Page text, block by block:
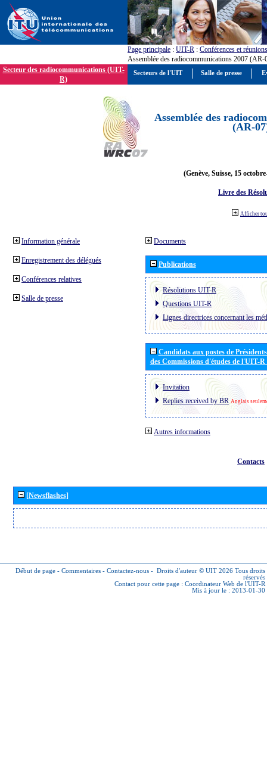
Page principale : UIT-R : Conférences et réunions
Assemblée des radiocommunications 2007 (AR-
Secteur des radiocommunications (UIT-
R)
Assemblée des
(AR-
(Genève, Suisse, 15
Livre des
Afficher
Information générale
Enregistrement des délégués
Conférences relatives
Salle de presse
Documents
Publications
Résolutions UIT-R
Questions UIT-R
Lignes directrices concernant les
Candidats aux postes de
des Commissions d'études de l'UIT-
Invitation
Replies received by BR Anglais
Autres informations
Contacts
[Newsflashes]
Début de page - Commentaires - Contactez-nous - Droits d'auteur © UIT 2026 Tous droits
réservés
Contact pour cette page : Coordinateur Web de l'UIT-R
Mis à jour le : 2013-01-30
Secteurs de l'UIT Salle de presse